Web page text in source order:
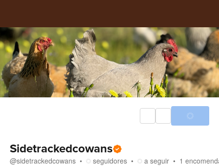
Sidetrackedcowans
@sidetrackedcowans seguidores a seguir 1